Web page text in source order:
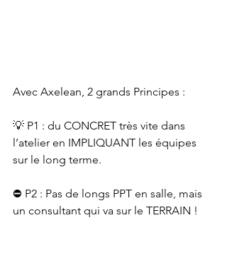
Avec Axelean, 2 grands Principes :
💡 P1 : du CONCRET très vite dans
l’atelier en IMPLIQUANT les équipes
sur le long terme.
⛔ P2 : Pas de longs PPT en salle, mais
un consultant qui va sur le TERRAIN !